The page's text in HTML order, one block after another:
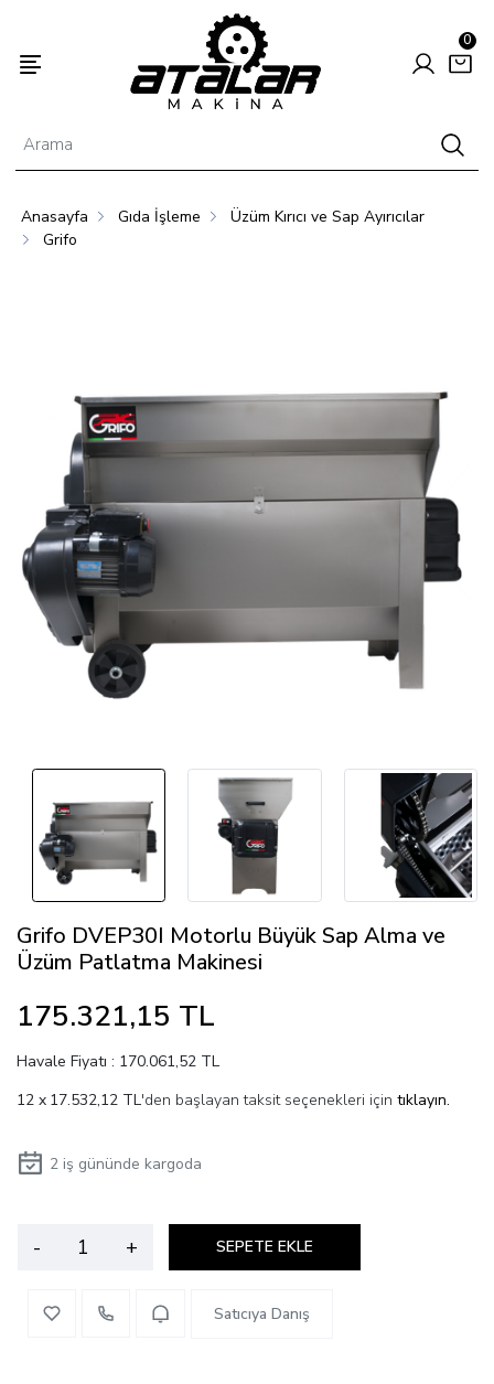
0
Anasayfa Gıda İşleme
Üzüm Kırıcı ve Sap Ayırıcılar
Grifo
Grifo DVEP30I Motorlu Büyük Sap Alma ve
Üzüm Patlatma Makinesi
175.321,15 TL
Havale Fiyatı : 170.061,52 TL
17.532,12 TL'den başlayan taksit seçenekleri için tıklayın.
2iş gününde kargoda
- + SEPETE EKLE
Satıcıya Danış
Hayvancılık